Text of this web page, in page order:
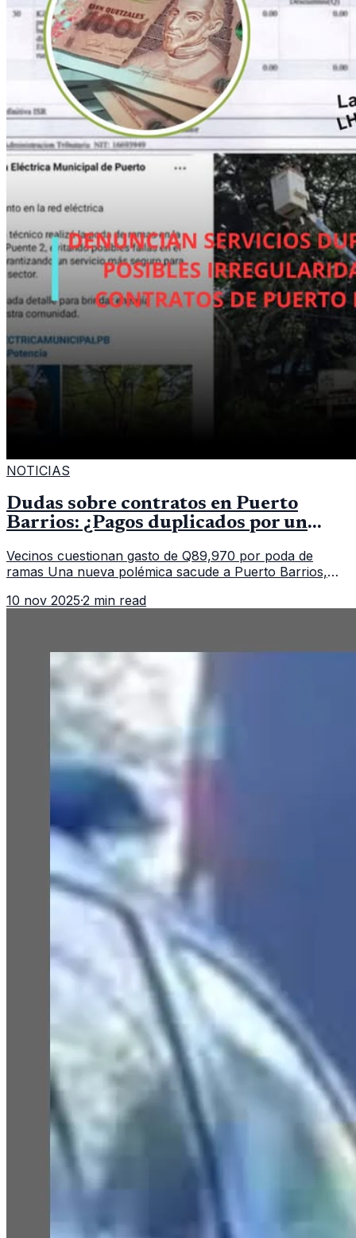
NOTICIAS
Dudas sobre contratos en Puerto
Barrios: ¿Pagos duplicados por un
Vecinos cuestionan gasto de Q89,970 por poda de
ramas Una nueva polémica sacude a Puerto Barrios,
municipal que asigna casi Q90 mi
10 nov 2025·2 min read